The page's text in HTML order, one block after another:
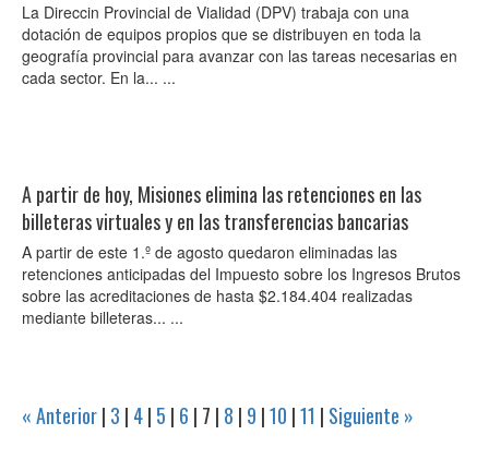
La Direccin Provincial de Vialidad (DPV) trabaja con una
dotación de equipos propios que se distribuyen en toda la
geografía provincial para avanzar con las tareas necesarias en
cada sector. En la... ...
A partir de hoy, Misiones elimina las retenciones en las
billeteras virtuales y en las transferencias bancarias
A partir de este 1.º de agosto quedaron eliminadas las
retenciones anticipadas del Impuesto sobre los Ingresos Brutos
sobre las acreditaciones de hasta $2.184.404 realizadas
mediante billeteras... ...
« Anterior| 3 | 4| 5 | 6 | 7 | 8 | 9 |10 |11 | Siguiente »